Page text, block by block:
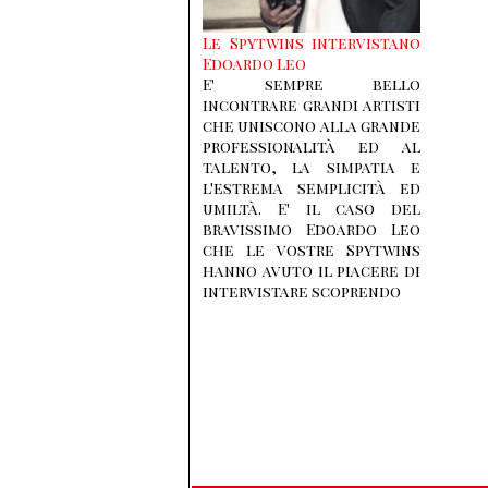
Le Spytwins intervistano
Edoardo Leo
E' sempre bello
incontrare grandi artisti
che uniscono alla grande
professionalità ed al
talento, la simpatia e
l'estrema semplicità ed
umiltà. E' il caso del
bravissimo Edoardo Leo
che le vostre Spytwins
hanno avuto il piacere di
intervistare scoprendo